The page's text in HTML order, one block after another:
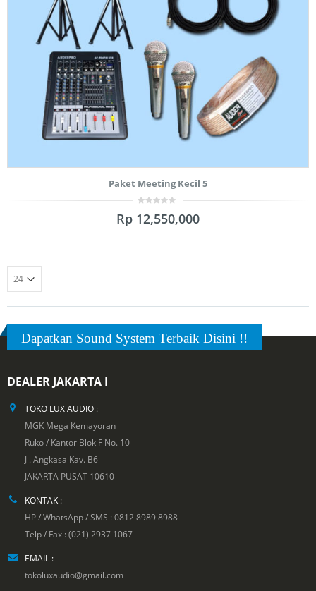
Paket Meeting Kecil 5
out
Rp 12,550,000
Dapatkan Sound System Terbaik Disini !!
DEALER JAKARTA I
TOKO LUX AUDIO :
MGK Mega Kemayoran
Ruko / Kantor Blok F No. 10
Jl. Angkasa Kav. B6
JAKARTA PUSAT 10610
KONTAK :
HP / WhatsApp / SMS : 0812 8989 8988
Telp / Fax : (021) 2937 1067
EMAIL :
tokoluxaudio@gmail.com